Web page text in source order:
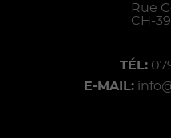
Rue
CH-
TÉL:
E-MAIL: